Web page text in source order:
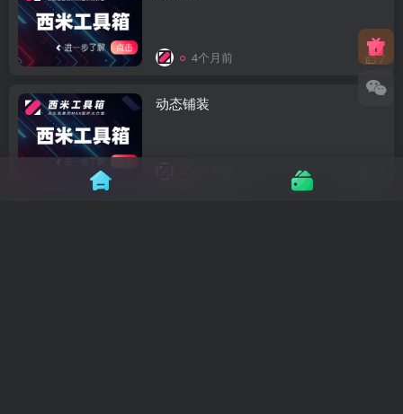
4个月前 7
动态铺装